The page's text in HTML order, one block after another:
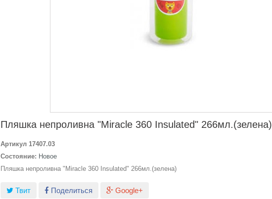
Пляшка непроливна "Miracle 360 Insulated" 266мл.(зелена)
Артикул 17407.03
Состояние: Новое
Пляшка непроливна "Miracle 360 Insulated" 266мл.(зелена)
Твит Поделиться Google+